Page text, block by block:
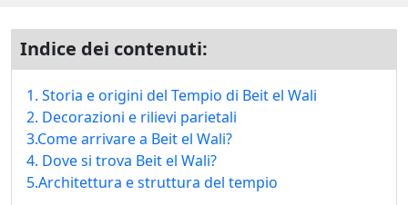
Indice dei contenuti:
1. Storia e origini del Tempio di Beit el Wali
2. Decorazioni e rilievi parietali
3.Come arrivare a Beit el Wali?
4. Dove si trova Beit el Wali?
5.Architettura e struttura del tempio